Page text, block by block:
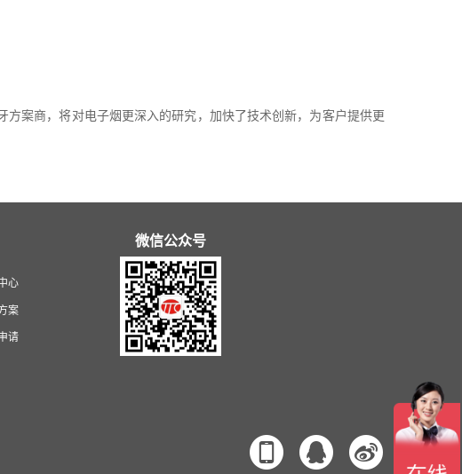
案商，将对电子烟更深入的研究，加快了技术创新，为客户提供更
心
案
请
微信公众号